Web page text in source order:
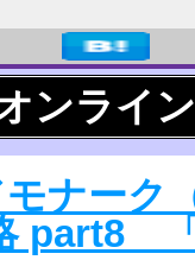
ンライ
モナー
part8